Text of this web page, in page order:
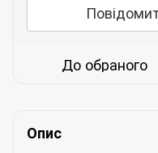
До обраного
Опис